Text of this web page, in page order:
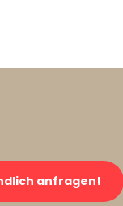
anfragen!